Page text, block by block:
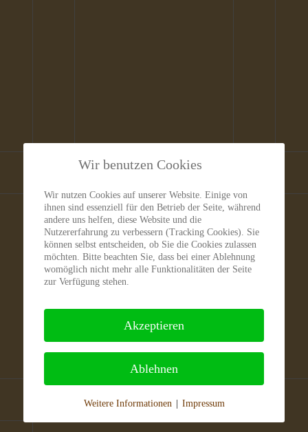
Katzen
Wir benutzen Cookies
Wir nutzen Cookies auf unserer Website. Einige von
ihnen sind essenziell für den Betrieb der Seite, während
andere uns helfen, diese Website und die
Nutzererfahrung zu verbessern (Tracking Cookies). Sie
können selbst entscheiden, ob Sie die Cookies zulassen
möchten. Bitte beachten Sie, dass bei einer Ablehnung
womöglich nicht mehr alle Funktionalitäten der Seite
zur Verfügung stehen.
Akzeptieren
Ablehnen
Weitere Informationen | Impressum